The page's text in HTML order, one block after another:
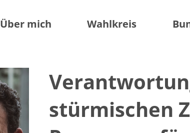
Über mich Wahlkreis
stürmischen